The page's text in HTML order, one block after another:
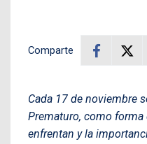
Comparte
Cada 17 de noviembre
Prematuro, como
enfrentan y la